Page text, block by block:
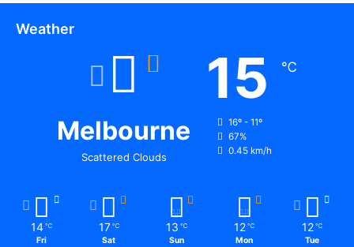
Weather
Melbourne
Scattered Clouds
15 ℃
16º - 11º
67%
0.45 km/h
14 ℃
Fri
17 ℃
Sat
13 ℃
Sun
12 ℃
Mon
12 ℃
Tue